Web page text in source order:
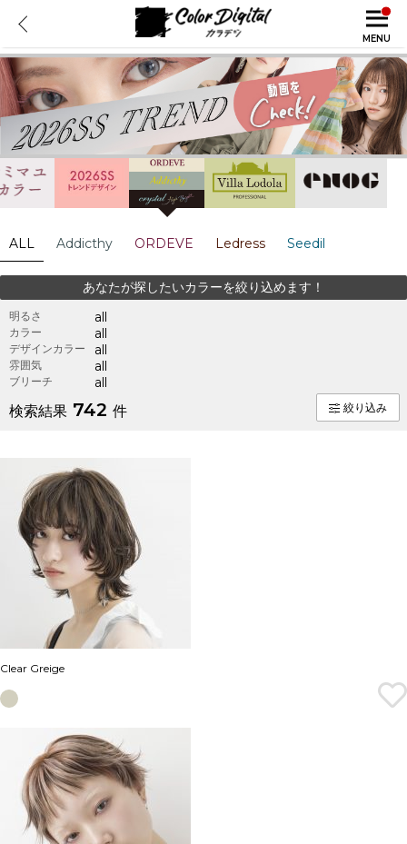
MENU
ALL Addicthy ORDEVE Ledress Seedil
あなたが探したいカラーを絞り込めます！
明るさ all
カラー all
デザインカラー all
雰囲気 all
ブリーチ all
検索結果 742 件 絞り込み
Clear Greige